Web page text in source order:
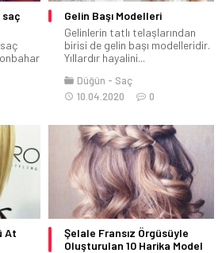
saç
Gelin Başı Modelleri
Gelinlerin tatlı telaşlarından
birisi de gelin başı modelleridir.
Yıllardır hayalini...
Düğün
Saç
10.04.2020
0
At
Şelale Fransız Örgüsüyle
Oluşturulan 10 Harika Model